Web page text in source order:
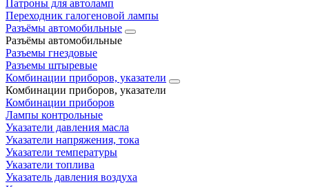
Патроны для автоламп
Переходник галогеновой лампы
Разъёмы автомобильные
Разъёмы автомобильные
Разъемы гнездовые
Разъемы штыревые
Комбинации приборов, указатели
Комбинации приборов, указатели
Комбинации приборов
Лампы контрольные
Указатели давления масла
Указатели напряжения, тока
Указатели температуры
Указатели топлива
Указатель давления воздуха